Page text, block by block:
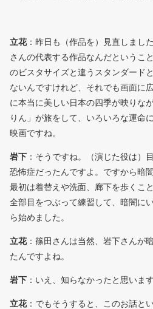
立花：昨日も（作品を）見直しまし
さんの代表する作品なんだというこ
のビスタサイズと違うスタンダード
ないんですけれど、それでも画面に
に本当に美しい日本の四季が映りな
りん」が旅をして、いろいろな運命
映画ですね。
岩下 ：そうですね。（演じた役は）
恐怖症だったんですよ。ですから暗
最初は着替えや洗面、廊下を歩くこ
全部目をつぶって練習して、暗闇に
ら始めました。
立花：篠田さんは当然、岩下さんが
たんですよね。
岩下 ：いえ、知らなかったと思いま
立花：でもそうすると、このお話と